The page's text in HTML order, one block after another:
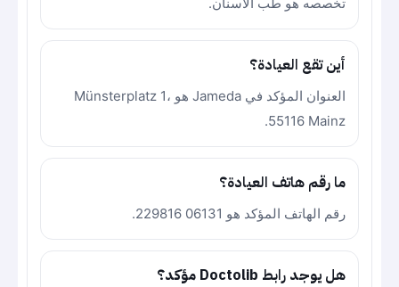
أين تقع العيادة؟
العنوان المؤكد في Jameda هو Münsterplatz 1،
55116 Mainz.
ما رقم هاتف العيادة؟
رقم الهاتف المؤكد هو 06131 229816.
هل يوجد رابط Doctolib مؤكد؟